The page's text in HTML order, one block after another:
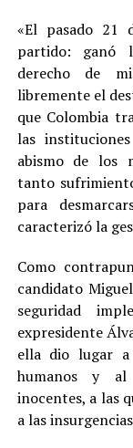
«El pasado 21
partido: ganó
derecho de
libremente el
que Colombia
las
abismo de los
tanto
para
caracterizó la
Como
candidato
seguridad
expresidente
ella dio lugar a
humanos y al
inocentes, a las
a las